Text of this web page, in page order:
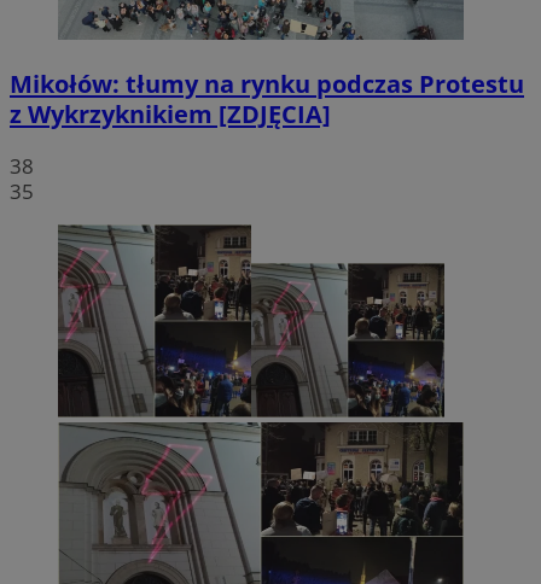
Mikołów: tłumy na rynku podczas Protestu
z Wykrzyknikiem [ZDJĘCIA]
38
35